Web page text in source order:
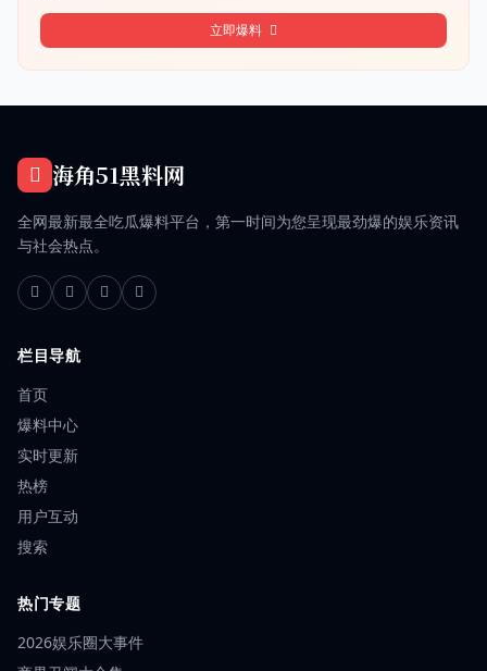
立即爆料
海角51黑料网
全网最新最全吃瓜爆料平台，第一时间为您呈现最劲爆的娱乐资讯
与社会热点。
栏目导航
首页
爆料中心
实时更新
热榜
用户互动
搜索
热门专题
2026娱乐圈大事件